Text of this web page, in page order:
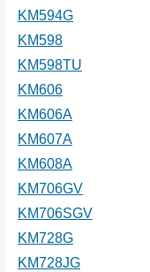
KM594G
KM598
KM598TU
KM606
KM606A
KM607A
KM608A
KM706GV
KM706SGV
KM728G
KM728JG